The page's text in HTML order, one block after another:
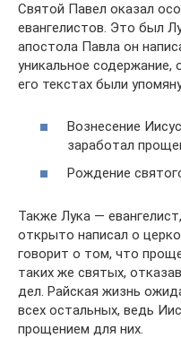
Святой Павел оказал
евангелистов. Это был
апостола Павла он
уникальное содержание,
его текстах были
Вознесение
заработал
Рождение
Также Лука —
открыто написал о
говорит о том, что
таких же святых,
дел. Райская жизнь
всех остальных, ведь
прощением для них.